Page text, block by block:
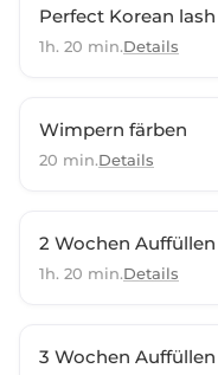
Perfect Korean
1h. 20 min.Details
Wimpern färben
20 min.Details
2 Wochen Auffüllen
1h. 20 min.Details
3 Wochen Auffüllen